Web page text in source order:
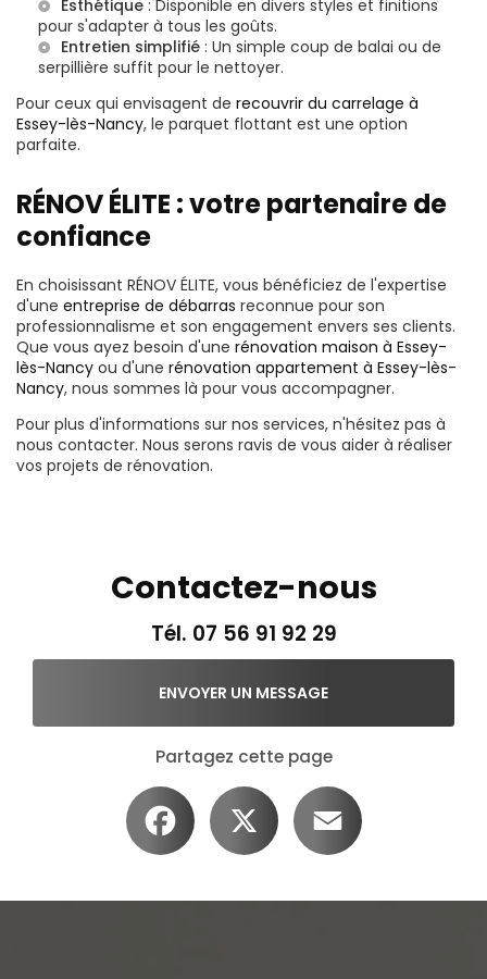
Esthétique : Disponible en divers styles et finitions
pour s'adapter à tous les goûts.
Entretien simplifié : Un simple coup de balai ou de
serpillière suffit pour le nettoyer.
Pour ceux qui envisagent de recouvrir du carrelage à
Essey-lès-Nancy, le parquet flottant est une option
parfaite.
RÉNOV ÉLITE : votre partenaire de
confiance
En choisissant RÉNOV ÉLITE, vous bénéficiez de l'expertise
d'une entreprise de débarras reconnue pour son
professionnalisme et son engagement envers ses clients.
Que vous ayez besoin d'une rénovation maison à Essey-
lès-Nancy ou d'une rénovation appartement à Essey-lès-
Nancy, nous sommes là pour vous accompagner.
Pour plus d'informations sur nos services, n'hésitez pas à
nous contacter. Nous serons ravis de vous aider à réaliser
vos projets de rénovation.
Contactez-nous
Tél. 07 56 91 92 29
ENVOYER UN MESSAGE
Partagez cette page
Facebook